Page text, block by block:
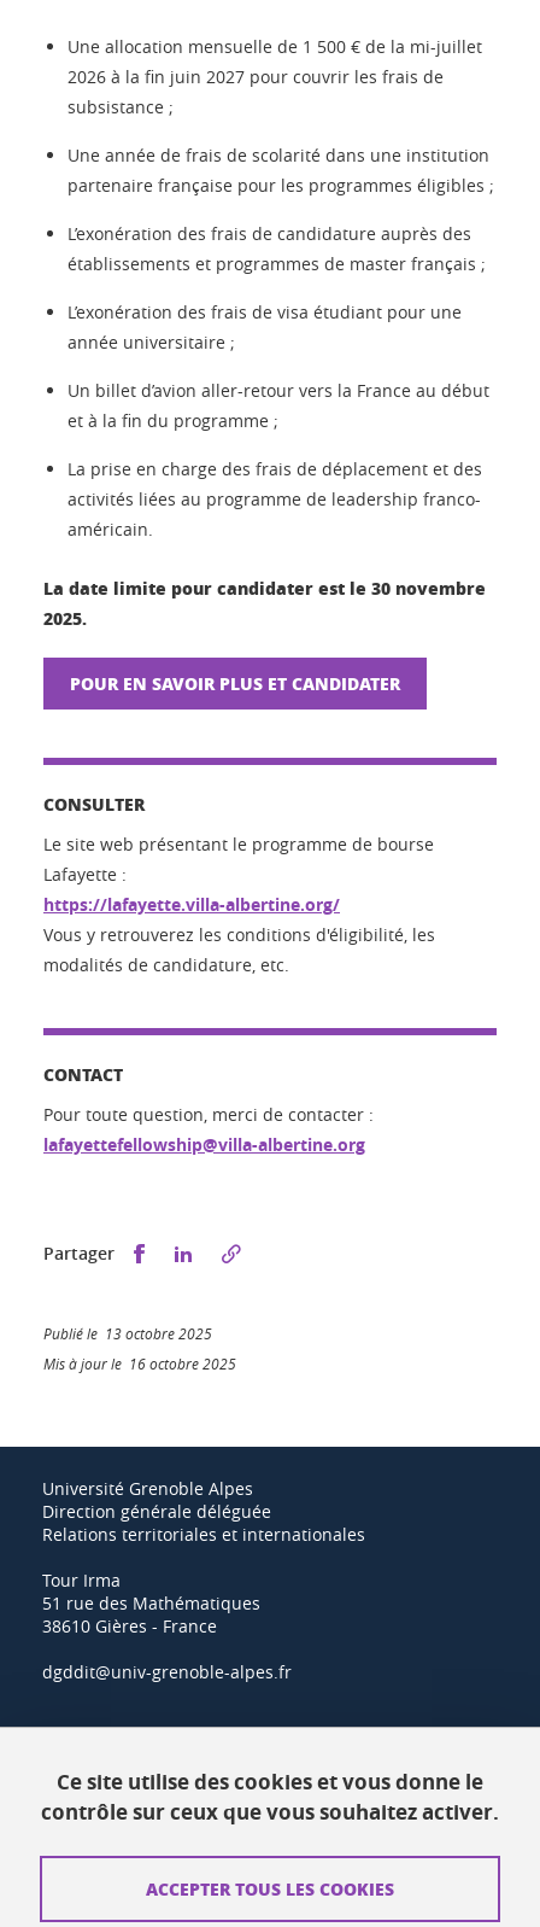
Une allocation mensuelle de 1 500 € de la mi-juillet
2026 à la fin juin 2027 pour couvrir les frais de
subsistance ;
Une année de frais de scolarité dans une institution
partenaire française pour les programmes éligibles ;
L’exonération des frais de candidature auprès des
établissements et programmes de master français ;
L’exonération des frais de visa étudiant pour une
année universitaire ;
Un billet d’avion aller-retour vers la France au début
et à la fin du programme ;
La prise en charge des frais de déplacement et des
activités liées au programme de leadership franco-
américain.
La date limite pour candidater est le 30 novembre
2025.
POUR EN SAVOIR PLUS ET CANDIDATER
CONSULTER
Le site web présentant le programme de bourse
Lafayette :
https://lafayette.villa-albertine.org/
Vous y retrouverez les conditions d'éligibilité, les
modalités de candidature, etc.
CONTACT
Pour toute question, merci de contacter :
lafayettefellowship@villa-albertine.org
Partager Partager sur Facebook
Partager sur LinkedIn
Publié le 13 octobre 2025
Mis à jour le 16 octobre 2025
Université Grenoble Alpes
Direction générale déléguée
Relations territoriales et internationales
Tour Irma
51 rue des Mathématiques
38610 Gières - France
dgddit@univ-grenoble-alpes.fr
Ressources
Contacts
Plans d'accès
Ce site utilise des cookies et vous donne le
contrôle sur ceux que vous souhaitez activer.
ACCEPTER TOUS LES COOKIES